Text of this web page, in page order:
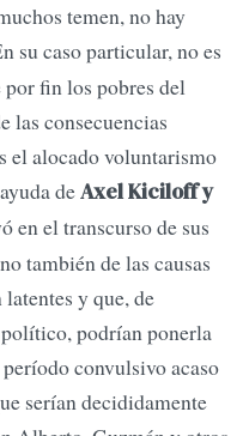
temen, no hay
su caso particular, no es
fin los pobres del
las consecuencias
el alocado voluntarismo
deAxel Kiciloff y
en el transcurso de sus
también de las causas
y que, de
podrían ponerla
convulsivo acaso
serían decididamente